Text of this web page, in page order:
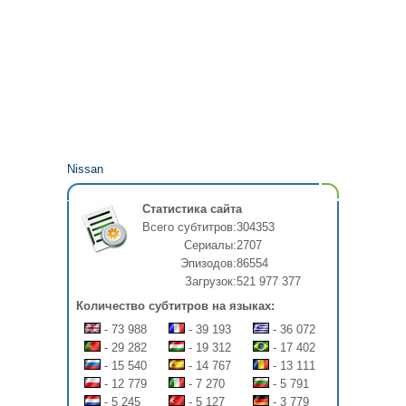
Nissan
Статистика сайта
Всего субтитров:304353
Сериалы:2707
Эпизодов:86554
Загрузок:521 977 377
Количество субтитров на языках:
- 73 988
- 39 193
- 36 072
- 29 282
- 19 312
- 17 402
- 15 540
- 14 767
- 13 111
- 12 779
- 7 270
- 5 791
- 5 245
- 5 127 - 3 779